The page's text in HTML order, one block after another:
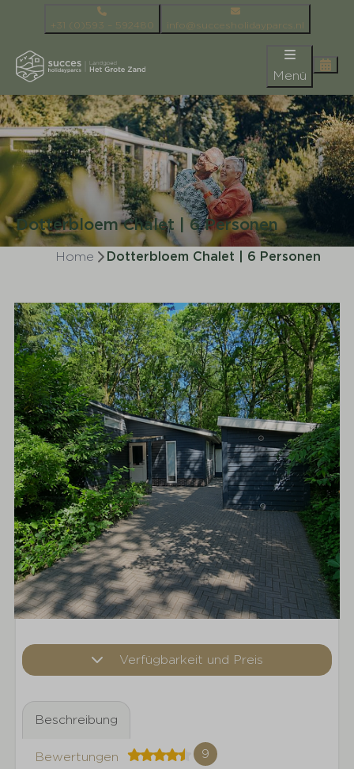
+31 (0)593 – 592480 info@succesholidayparcs.nl
Menü
Dotterbloem Chalet | 6 Personen
Home Dotterbloem Chalet | 6 Personen
Verfügbarkeit und Preis
Beschreibung
Bewertungen 9